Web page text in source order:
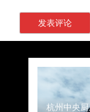
上海餐饮
杭州中央
深圳冷链
武汉冻品
重庆冷链